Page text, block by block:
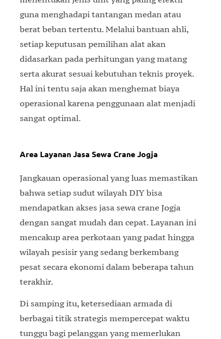
guna menghadapi tantangan medan atau
berat beban tertentu. Melalui bantuan ahli,
setiap keputusan pemilihan alat akan
didasarkan pada perhitungan yang matang
serta akurat sesuai kebutuhan teknis proyek.
Hal ini tentu saja akan menghemat biaya
operasional karena penggunaan alat menjadi
sangat optimal.
Area Layanan Jasa Sewa Crane Jogja
Jangkauan operasional yang luas memastikan
bahwa setiap sudut wilayah DIY bisa
mendapatkan akses jasa sewa crane Jogja
dengan sangat mudah dan cepat. Layanan ini
mencakup area perkotaan yang padat hingga
wilayah pesisir yang sedang berkembang
pesat secara ekonomi dalam beberapa tahun
terakhir.
Di samping itu, ketersediaan armada di
berbagai titik strategis mempercepat waktu
tunggu bagi pelanggan yang memerlukan